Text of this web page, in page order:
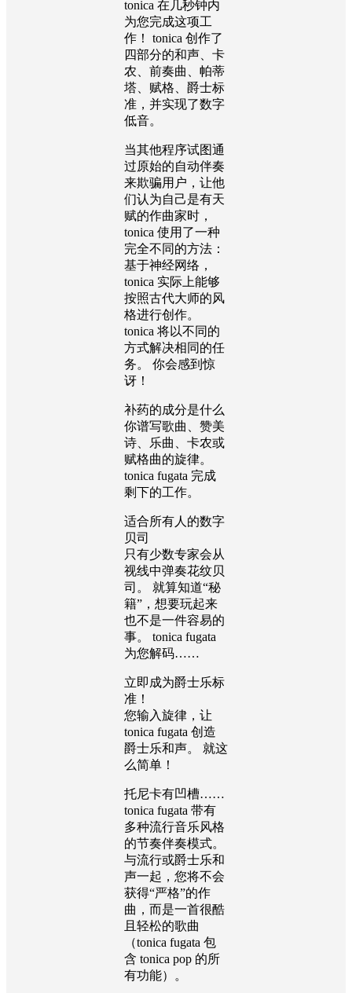
tonica 在几秒钟内
为您完成这项工
作！ tonica 创作了
四部分的和声、卡
农、前奏曲、帕蒂
塔、赋格、爵士标
准，并实现了数字
低音。
当其他程序试图通
过原始的自动伴奏
来欺骗用户，让他
们认为自己是有天
赋的作曲家时，
tonica 使用了一种
完全不同的方法：
基于神经网络，
tonica 实际上能够
按照古代大师的风
格进行创作。
tonica 将以不同的
方式解决相同的任
务。 你会感到惊
讶！
补药的成分是什么
你谱写歌曲、赞美
诗、乐曲、卡农或
赋格曲的旋律。
tonica fugata 完成
剩下的工作。
适合所有人的数字
贝司
只有少数专家会从
视线中弹奏花纹贝
司。 就算知道“秘
籍”，想要玩起来
也不是一件容易的
事。 tonica fugata
为您解码……
立即成为爵士乐标
准！
您输入旋律，让
tonica fugata 创造
爵士乐和声。 就这
么简单！
托尼卡有凹槽……
tonica fugata 带有
多种流行音乐风格
的节奏伴奏模式。
与流行或爵士乐和
声一起，您将不会
获得“严格”的作
曲，而是一首很酷
且轻松的歌曲
（tonica fugata 包
含 tonica pop 的所
有功能）。